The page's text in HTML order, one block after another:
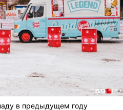
в предыдущем году